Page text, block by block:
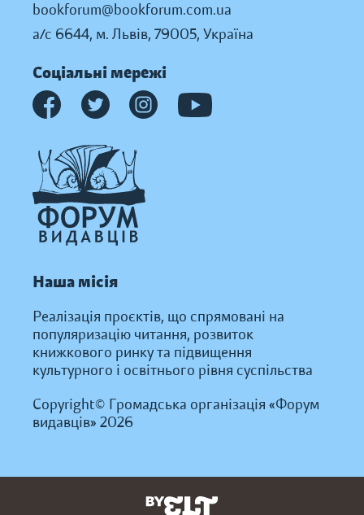
bookforum@bookforum.com.ua
а/с 6644, м. Львів, 79005, Україна
Соціальні мережі
Наша місія
Реалізація проєктів, що спрямовані на
популяризацію читання, розвиток
книжкового ринку та підвищення
культурного і освітнього рівня суспільства
Copyright© Громадська організація «Форум
видавців» 2026